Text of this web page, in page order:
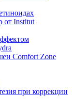
от Institut
Comfort Zone
при коррекции